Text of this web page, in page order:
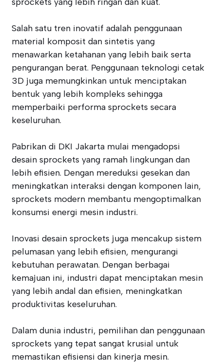
Salah satu tren inovatif adalah penggunaan
material komposit dan sintetis yang
menawarkan ketahanan yang lebih baik serta
pengurangan berat. Penggunaan teknologi cetak
3D juga memungkinkan untuk menciptakan
bentuk yang lebih kompleks sehingga
memperbaiki performa sprockets secara
keseluruhan.
Pabrikan di DKI Jakarta mulai mengadopsi
desain sprockets yang ramah lingkungan dan
lebih efisien. Dengan mereduksi gesekan dan
meningkatkan interaksi dengan komponen lain,
sprockets modern membantu mengoptimalkan
konsumsi energi mesin industri.
Inovasi desain sprockets juga mencakup sistem
pelumasan yang lebih efisien, mengurangi
kebutuhan perawatan. Dengan berbagai
kemajuan ini, industri dapat menciptakan mesin
yang lebih andal dan efisien, meningkatkan
produktivitas keseluruhan.
Dalam dunia industri, pemilihan dan penggunaan
sprockets yang tepat sangat krusial untuk
memastikan efisiensi dan kinerja mesin.